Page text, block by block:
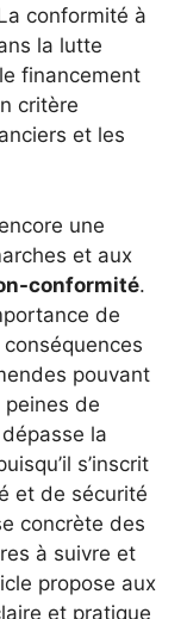
conformité à
la lutte
financement
critère
et les
une
et aux
conformité.
de
pouvant
de
la
s’inscrit
et de sécurité
concrète des
à suivre et
propose aux
et pratique